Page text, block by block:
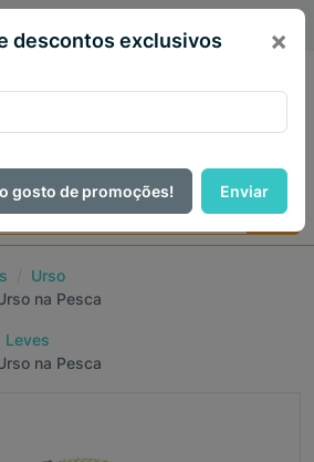
Urso
na Pesca
Leves
na Pesca
descontos exclusivos ×
gosto de promoções! Enviar